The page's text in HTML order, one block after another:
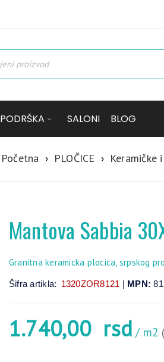
PODRŠKA SALONI BLOG
Početna › PLOČICE › Keramičke
Mantova Sabbia
Granitna keramicka plocica, srpskog
Šifra artikla: 1320ZOR8121 | MPN:
1.740,00 rsd / m2